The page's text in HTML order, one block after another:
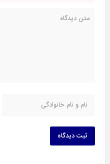
ثبت دیدگاه